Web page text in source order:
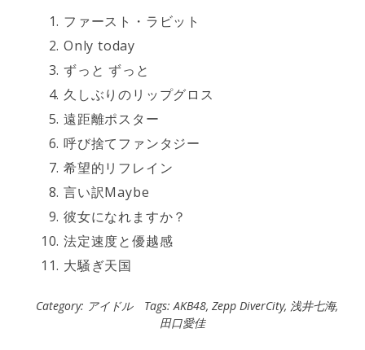
ファースト・ラビット
Only today
ずっと ずっと
久しぶりのリップグロス
遠距離ポスター
呼び捨てファンタジー
希望的リフレイン
言い訳Maybe
彼女になれますか？
法定速度と優越感
大騒ぎ天国
Category: アイドル Tags:AKB48, Zepp DiverCity, 浅井七海,
田口愛佳